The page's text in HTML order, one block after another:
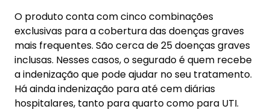
O produto conta com cinco combinações
exclusivas para a cobertura das doenças graves
mais frequentes. São cerca de 25 doenças graves
inclusas. Nesses casos, o segurado é quem recebe
a indenização que pode ajudar no seu tratamento.
Há ainda indenização para até cem diárias
hospitalares, tanto para quarto como para UTI.